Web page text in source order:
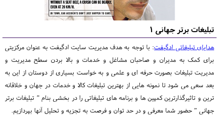
تبلیغات برتر جهانی 1
هدایای تبلیغاتی ادگیفت: با توجه به هدف مدیریت سایت ادگیفت به عنوان مرکزیتی
برای کمک به مدیران و صاحبان مشاغل و خدمات و بالا بردن سطح مدیریت و
مدیریت تبلیغات بصورت حرفه ای و علمی و به خواست بسیاری از دوستان از این به
بعد سعی می شود تا نمونه هایی از بهترین تبلیغات کالا و خدمات در جهان و خلاقانه
ترین و تاثیرگذارترین کمپین ها و برنامه های تبلیغاتی را در بخشی بنام ” تبلیغات برتر
جهانی ” حضور شما معرفی و در حد توان و فرصت به تجزیه و تحلیل آنها بپردازیم.